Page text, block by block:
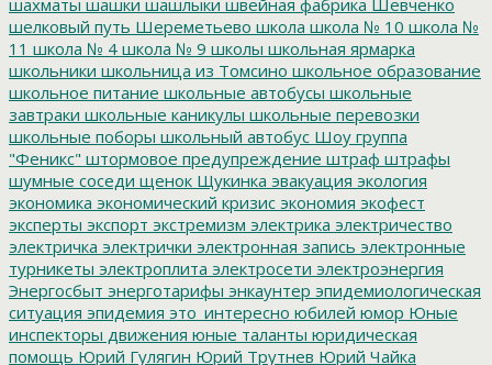
шелковый путь Шереметьево школа школа № 10 школа №
11 школа № 4 школа № 9 школы школьная ярмарка
школьники школьница из Томсино школьное образование
школьное питание школьные автобусы школьные
завтраки школьные каникулы школьные перевозки
школьные поборы школьный автобус Шоу группа
"Феникс" штормовое предупреждение штраф штрафы
шумные соседи щенок Щукинка эвакуация экология
экономика экономический кризис экономия экофест
эксперты экспорт экстремизм электрика электричество
электричка электрички электронная запись электронные
турникеты электроплита электросети электроэнергия
Энергосбыт энерготарифы энкаунтер эпидемиологическая
ситуация эпидемия это_интересно юбилей юмор Юные
инспекторы движения юные таланты юридическая
помощь Юрий Гулягин Юрий Трутнев Юрий Чайка